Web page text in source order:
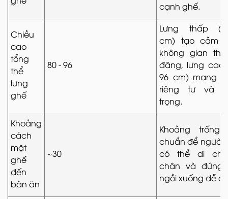
cạnh ghế.
Chiều
cao
tổng
thể
lưng
ghế
80 - 96
Lưng thấp
cm) tạo cảm
không gian
đãng, lưng cao
96 cm) mang
riêng tư và
trọng.
Khoảng
cách
mặt
ghế
đến
bàn ăn
~30
Khoảng trống
chuẩn để người
có thể di
chân và đứng
ngồi xuống dễ